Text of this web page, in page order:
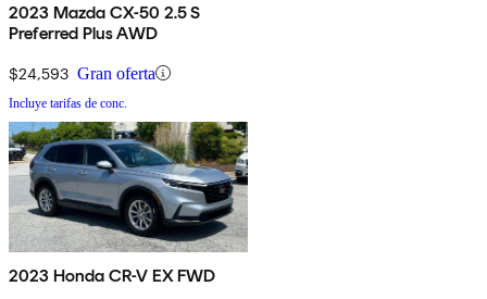
2023 Mazda CX-50 2.5 S
Preferred Plus AWD
$24,593 Gran oferta
Incluye tarifas de conc.
2023 Honda CR-V EX FWD